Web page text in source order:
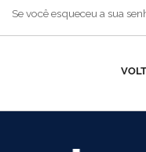
Ministério da Educação
Se você esqueceu a sua